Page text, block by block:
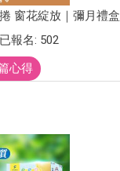
窗花綻放｜彌月禮盒
報名: 502
心得